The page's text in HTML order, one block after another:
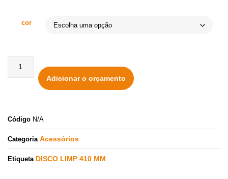
cor
Adicionar o orçamento
Código N/A
Categoria Acessórios
Etiqueta DISCO LIMP 410 MM